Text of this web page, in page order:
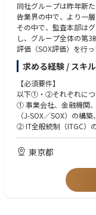
同社グループは昨年新
告業界の中で、より一
その中で、監査本部は
し、グループ全体の第
評価（SOX評価）を行っ
今回は、監査本部の一
す。
韓国親会社の上場に伴
構築という、グループ
度の運用開始に向け、
仕組みをゼロから形に
の今しか経験できない
【具体的な業務内容】
監査本部全体の主なタ
て、内部統制評価（
監査の企画業務を中心
求める経験 / スキル
【必須要件】
以下①・②それぞれにつ
① 事業会社、金融機関
（J-SOX／SOX）の構
② IT全般統制（ITGC）
【歓迎要件】
・会計・財務に関する知
・ヘルプライン等の内
・チームリーダーまた
・監査関連資格（CIA、
東京都